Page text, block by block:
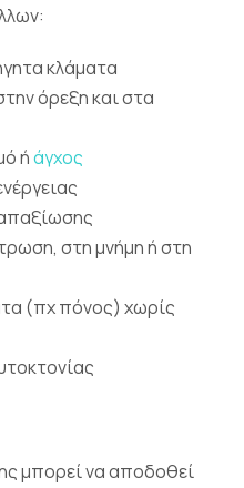
κλάματα
όρεξη και στα
ήάγχος
στη μνήμη ή στη
(πχ πόνος) χωρίς
μπορεί να αποδοθεί